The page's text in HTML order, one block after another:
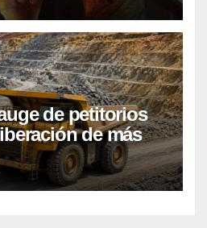
de petitorios
de más
para explorar